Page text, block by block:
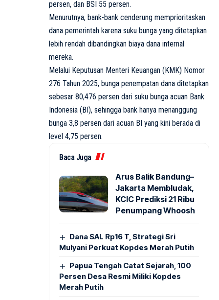
persen, dan BSI 55 persen.
Menurutnya, bank-bank cenderung memprioritaskan
dana pemerintah karena suku bunga yang ditetapkan
lebih rendah dibandingkan biaya dana internal
mereka.
Melalui Keputusan Menteri Keuangan (KMK) Nomor
276 Tahun 2025, bunga penempatan dana ditetapkan
sebesar 80,476 persen dari suku bunga acuan Bank
Indonesia (BI), sehingga bank hanya menanggung
bunga 3,8 persen dari acuan BI yang kini berada di
level 4,75 persen.
Baca Juga
Arus Balik Bandung–
Jakarta Membludak,
KCIC Prediksi 21 Ribu
Penumpang Whoosh
Dana SAL Rp16 T, Strategi Sri
Mulyani Perkuat Kopdes Merah Putih
Papua Tengah Catat Sejarah, 100
Persen Desa Resmi Miliki Kopdes
Merah Putih